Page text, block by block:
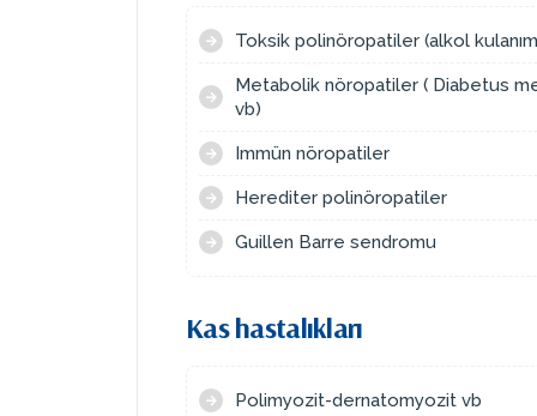
Toksik polinöropatiler (alkol
Metabolik nöropatiler ( Diabetus
vb)
Immün nöropatiler
Herediter polinöropatiler
Guillen Barre sendromu
Kas hastalıkları
Polimyozit-dernatomyozit vb